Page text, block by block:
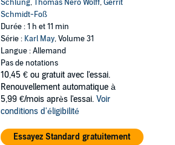
Schlung,Thomas Nero Wolff,Gerrit
Schmidt-Foß
Durée : 1 h et 11 min
Série : Karl May, Volume 31
Langue : Allemand
Pas de notations
10,45 € ou gratuit avec l'essai.
Renouvellement automatique à
5,99 €/mois après l'essai. Voir
conditions d'éligibilité
Essayez Standard gratuitement